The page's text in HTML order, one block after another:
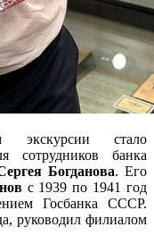
экскурсии стало
банка
Богданова. Его
с 1939 по 1941 год
Госбанка СССР.
руководил филиалом